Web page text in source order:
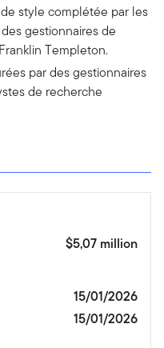
style complétée par les
gestionnaires de
Templeton.
par des gestionnaires
de recherche
$5,07 million
15/01/2026
15/01/2026